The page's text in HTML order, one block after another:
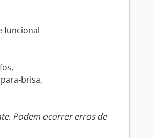
funcional
brisa,
Podem ocorrer erros de